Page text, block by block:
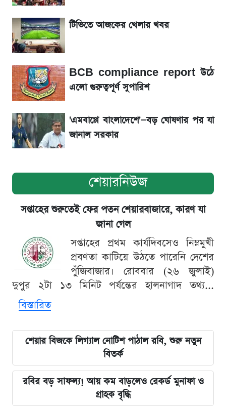
গ্রাহক বৃদ্ধি
শেয়ার বিজকে লিগ্যাল নোটিশ পাঠাল রবি, শুরু নতুন
বিতর্ক
সৌদিতে বাংলাদেশিদের আকামা নবায়নে বদলে গেল
নিয়ম
টিভিতে আজকের খেলার খবর
BCB compliance report উঠে
এলো গুরুত্বপূর্ণ সুপারিশ
'এমবাপ্পে বাংলাদেশে'—বড় ঘোষণার পর যা
জানাল সরকার
শেয়ারনিউজ
সপ্তাহের শুরুতেই ফের পতন শেয়ারবাজারে, কারণ যা
জানা গেল
সপ্তাহের প্রথম কার্যদিবসেও নিম্নমুখী
প্রবণতা কাটিয়ে উঠতে পারেনি দেশের
পুঁজিবাজার। রোববার (২৬ জুলাই)
দুপুর ২টা ১৩ মিনিট পর্যন্তের হালনাগাদ তথ্য...
বিস্তারিত
শেয়ার বিজকে লিগ্যাল নোটিশ পাঠাল রবি, শুরু নতুন
বিতর্ক
রবির বড় সাফল্য! আয় কম বাড়লেও রেকর্ড মুনাফা ও
গ্রাহক বৃদ্ধি